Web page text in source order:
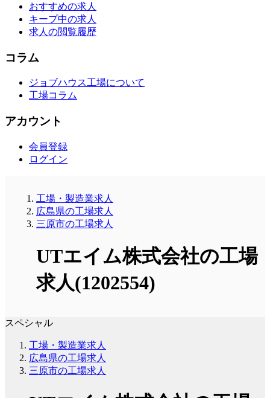
おすすめの求人
キープ中の求人
求人の閲覧履歴
コラム
ジョブハウス工場について
工場コラム
アカウント
会員登録
ログイン
工場・製造業求人
広島県の工場求人
三原市の工場求人
UTエイム株式会社の工場
求人(1202554)
スペシャル
工場・製造業求人
広島県の工場求人
三原市の工場求人